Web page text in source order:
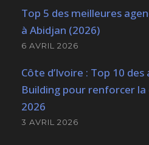
Top 5 des meilleures
à Abidjan (2026)
6 AVRIL 2026
Côte d’Ivoire : Top 10
Building pour renforcer la
2026
3 AVRIL 2026